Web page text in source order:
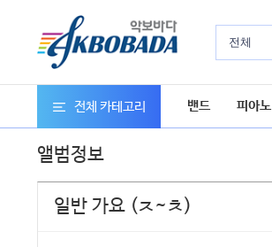
전체
전체 카테고리 밴드 피아노
앨범정보
일반 가요 (ㅈ~ㅊ)